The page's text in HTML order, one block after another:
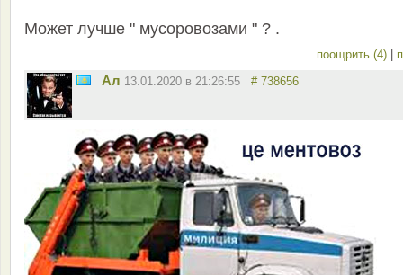
Может лучше " мусоровозами " ? .
поощрить (4)
Ал 13.01.2020 в 21:26:55 # 738656